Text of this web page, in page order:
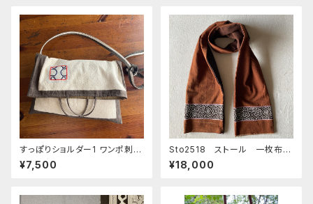
すっぽりショルダー1 ワンポ刺繍
白 シピボ族の泥染め
¥7,500
Sto2518 ストール 一枚布の
両サイドに刺繍 裏側アマゾン
の泥染め黒と焦茶 １５０x１７
¥18,000